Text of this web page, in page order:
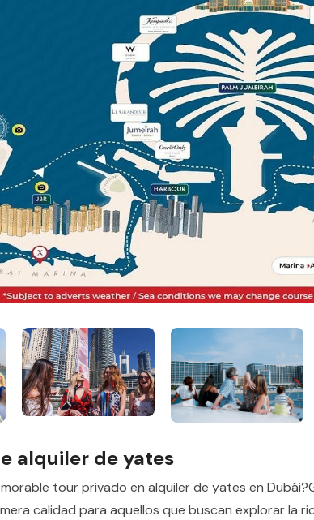
alquiler de yates
tour privado en alquiler de yates en
calidad para aquellos que buscan explorar la